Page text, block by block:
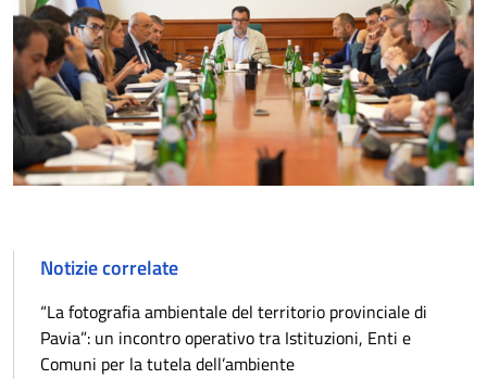
Notizie correlate
“La fotografia ambientale del territorio provinciale di
Pavia”: un incontro operativo tra Istituzioni, Enti e
Comuni per la tutela dell’ambiente